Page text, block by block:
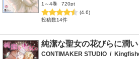
1～4巻
720pt
(4.6)
投稿数14件
純潔な聖女の花びらに潤い
CONTIMAKER STUDIO /